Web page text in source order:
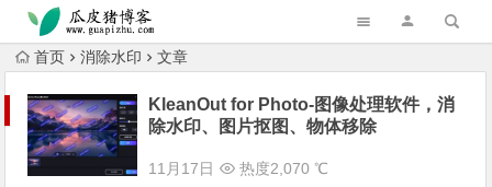
跳转到主内容
首页 消除水印 文章
KleanOut for Photo-图像处理软件，消
除水印、图片抠图、物体移除
11月17日 热度2,070 ℃